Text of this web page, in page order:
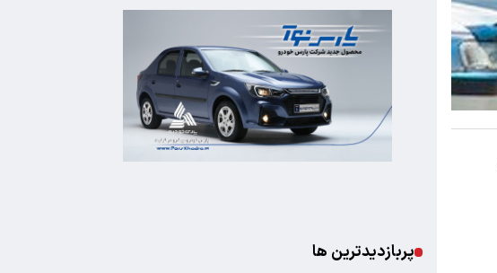
پربازدیدترین ها